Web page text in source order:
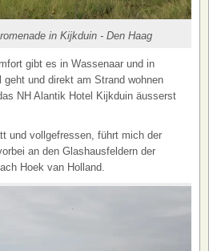
in Kijkduin - Den Haag
gibt es in Wassenaar und in
und direkt am Strand wohnen
NH Alantik Hotel Kijkduin äusserst
und vollgefressen, führt mich der
an den Glashausfeldern der
Hoek van Holland.